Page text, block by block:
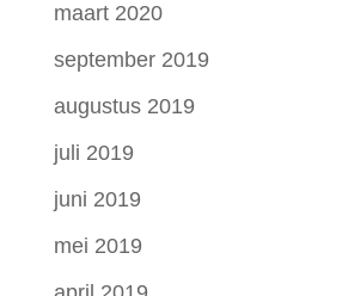
maart 2020
september 2019
augustus 2019
juli 2019
juni 2019
mei 2019